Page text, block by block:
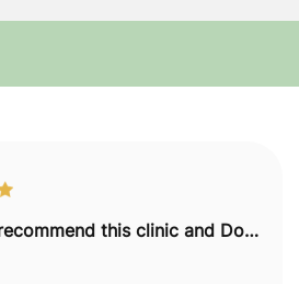
I would recommend this clinic and Doctor to everyone.